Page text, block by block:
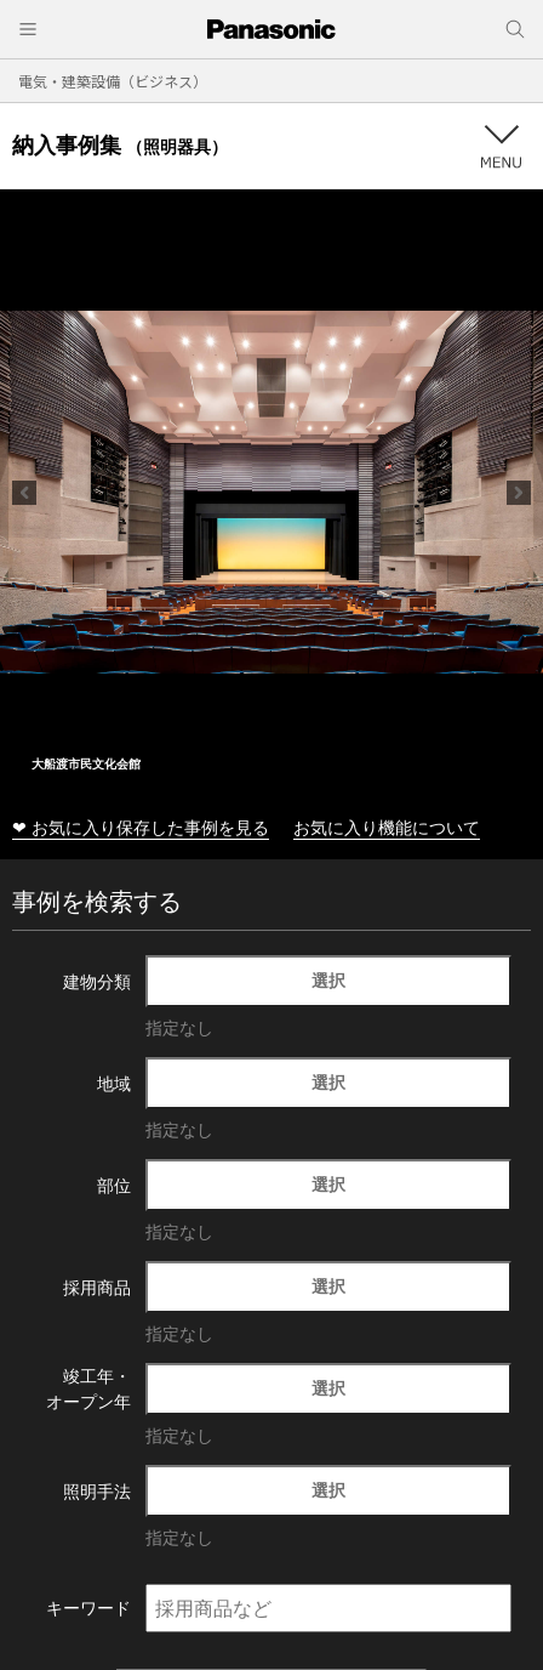
電気・建築設備（ビジネス）
納入事例集 （照明器具）
大船渡市民文化会館
❤ お気に入り保存した事例を見る お気に入り機能について
事例を検索する
建物分類 選択
指定なし
地域 選択
指定なし
部位 選択
指定なし
採用商品 選択
指定なし
竣工年・
オープン年
選択
指定なし
照明手法 選択
指定なし
キーワード